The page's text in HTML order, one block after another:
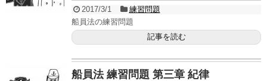
2017/3/1
練習問題
船員法の練習問題
記事を読む
船員法 練習問題 第三章 紀律